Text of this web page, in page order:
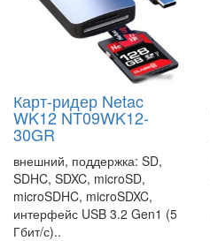
Карт-ридер Netac
WK12 NT09WK12-
30GR
внешний, поддержка: SD,
SDHC, SDXC, microSD,
microSDHC, microSDXC,
интерфейс USB 3.2 Gen1 (5
Гбит/с)..